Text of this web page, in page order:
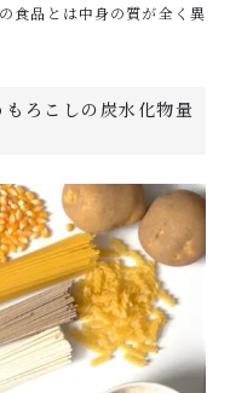
食品とは中身の質が全く異
ろこしの炭水化物量